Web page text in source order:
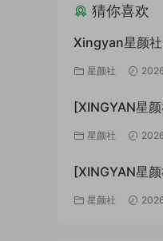
猜你喜欢
Xingyan星颜
期-190GB]
星颜社
[XINGYAN星
[76P/931MB]
星颜社
[XINGYAN星
长筒袜[76P/
星颜社